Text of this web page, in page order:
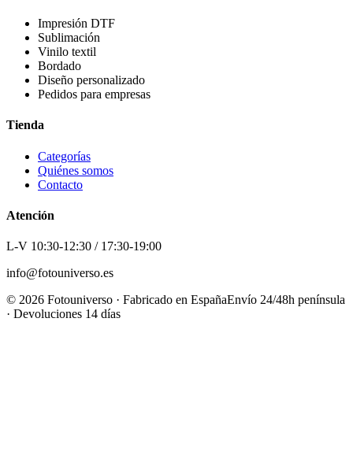
Impresión DTF
Sublimación
Vinilo textil
Bordado
Diseño personalizado
Pedidos para empresas
Tienda
Categorías
Quiénes somos
Contacto
Atención
L-V 10:30-12:30 / 17:30-19:00
info@fotouniverso.es
© 2026 Fotouniverso · Fabricado en EspañaEnvío 24/48h península
· Devoluciones 14 días